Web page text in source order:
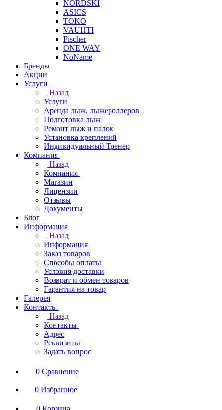
NORDSKI
ASICS
TOKO
VAUHTI
Fischer
ONE WAY
NoName
Бренды
Акции
Услуги
Назад
Услуги
Аренда лыж, лыжероллеров
Подготовка лыж
Ремонт лыж и палок
Установка креплений
Индивидуальный Тренер
Компания
Назад
Компания
Магазин
Лицензии
Отзывы
Документы
Блог
Информация
Назад
Информация
Заказ товаров
Способы оплаты
Условия доставки
Возврат и обмен товаров
Гарантия на товар
Галерея
Контакты
Назад
Контакты
Адрес
Реквизиты
Задать вопрос
0 Сравнение
0 Избранное
0 Корзина